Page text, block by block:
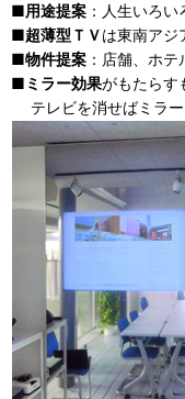
■用途提案 ：人生いろ
■超薄型ＴＶは東南アジ
■物件提案 ：店舗、ホ
■ ミラー効果がもたらす
テレビを消せばミラー